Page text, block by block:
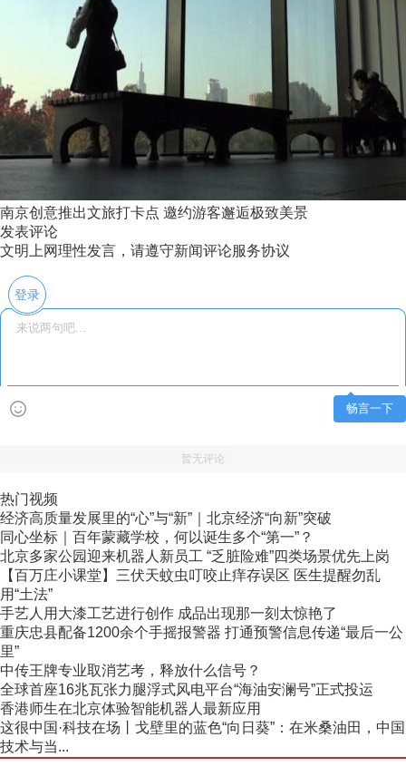
南京创意推出文旅打卡点 邀约游客邂逅极致美景
发表评论
文明上网理性发言，请遵守新闻评论服务协议
登录
畅言一下
暂无评论
热门视频
经济高质量发展里的“心”与“新”｜北京经济“向新”突破
同心坐标｜百年蒙藏学校，何以诞生多个“第一”？
北京多家公园迎来机器人新员工 “乏脏险难”四类场景优先上岗
【百万庄小课堂】三伏天蚊虫叮咬止痒存误区 医生提醒勿乱
用“土法”
手艺人用大漆工艺进行创作 成品出现那一刻太惊艳了
重庆忠县配备1200余个手摇报警器 打通预警信息传递“最后一公
里”
中传王牌专业取消艺考，释放什么信号？
全球首座16兆瓦张力腿浮式风电平台“海油安澜号”正式投运
香港师生在北京体验智能机器人最新应用
这很中国·科技在场丨戈壁里的蓝色“向日葵”：在米桑油田，中国
技术与当...